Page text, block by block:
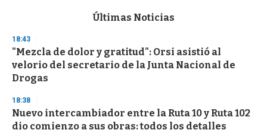
d
s
o
f
3
s
e
c
o
Últimas Noticias
18:43
"Mezcla de dolor y gratitud": Orsi asistió al
velorio del secretario de la Junta Nacional de
Drogas
18:38
Nuevo intercambiador entre la Ruta 10 y Ruta 102
dio comienzo a sus obras: todos los detalles